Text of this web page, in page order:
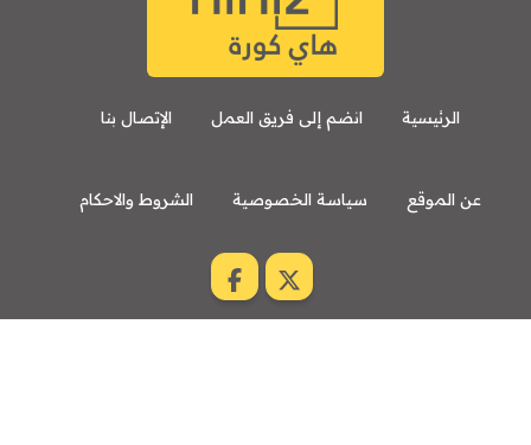
الرئيسية انضم إلى فريق العمل الإتصال بنا
عن الموقع سياسة الخصوصية الشروط والاحكام